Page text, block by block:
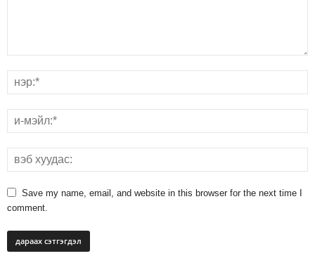
Save my name, email, and website in this browser for the next time I
comment.